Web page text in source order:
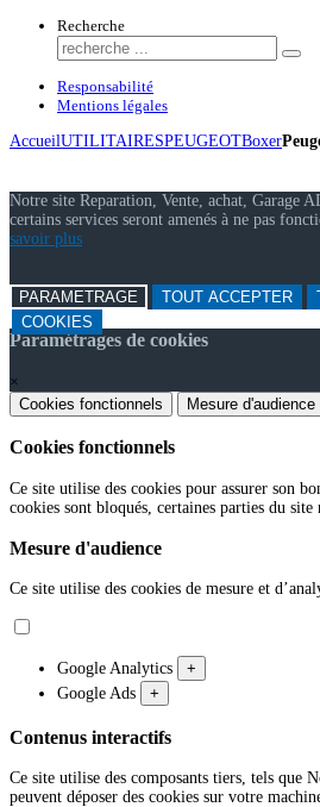
Recherche
Responsabilité
Mentions légales
AccueilUTILITAIRESPEUGEOTBoxer
Notre site Reparation, Vente, achat, Garage
certains services seront amenés à ne pas
savoir plus
PARAMETRAGE TOUT ACCEPTER
COOKIES
Paramétrages de cookies
×
Cookies fonctionnels
Mesure d'audience
Cookies fonctionnels
Ce site utilise des cookies pour assurer son
cookies sont bloqués, certaines parties du
Mesure d'audience
Ce site utilise des cookies de mesure et
Google Analytics
+
Google Ads
+
Contenus interactifs
Ce site utilise des composants tiers, tels
peuvent déposer des cookies sur votre